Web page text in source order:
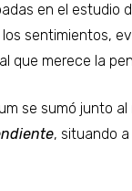
en el estudio
los sentimientos,
que merece la
se sumó junto
, situando